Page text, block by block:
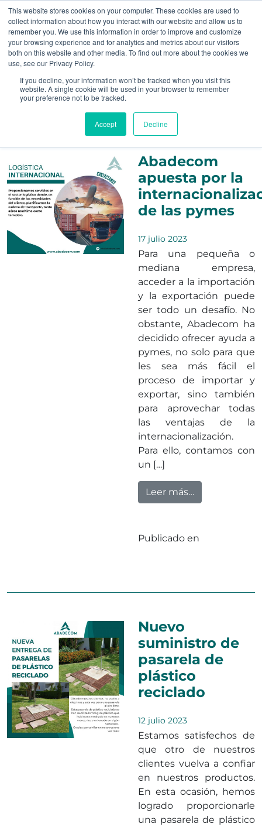
This website stores cookies on your computer. These cookies are used to
collect information about how you interact with our website and allow us to
remember you. We use this information in order to improve and customize
your browsing experience and for analytics and metrics about our visitors
both on this website and other media. To find out more about the cookies we
use, see our Privacy Policy.
If you decline, your information won’t be tracked when you visit this
website. A single cookie will be used in your browser to remember
your preference not to be tracked.
Accept Decline
Categoría:Sin
categorizar
Abadecom
apuesta por la
de las pymes
17 julio 2023
Para una pequeña o
mediana empresa,
acceder a la importación
y la exportación puede
ser todo un desafío. No
obstante, Abadecom ha
decidido ofrecer ayuda a
pymes, no solo para que
les sea más fácil el
proceso de importar y
exportar, sino también
para aprovechar todas
las ventajas de la
internacionalización.
Para ello, contamos con
un […]
Leer más…
Publicado en
Nuevo
suministro de
pasarela de
plástico
reciclado
12 julio 2023
Estamos satisfechos de
que otro de nuestros
clientes vuelva a confiar
en nuestros productos.
En esta ocasión, hemos
logrado proporcionarle
una pasarela de plástico